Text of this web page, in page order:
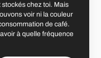
4051 Bâle
Gall
25A
chez toi. Mais
voir ni la couleur
de café.
à quelle fréquence